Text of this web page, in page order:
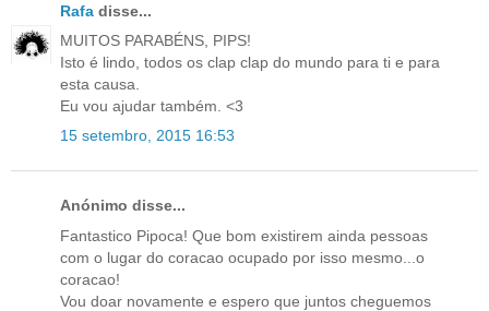
Rafa disse...
MUITOS PARABÉNS, PIPS!
Isto é lindo, todos os clap clap do mundo para ti e para
esta causa.
Eu vou ajudar também. <3
15 setembro, 2015 16:53
Anónimo disse...
Fantastico Pipoca! Que bom existirem ainda pessoas
com o lugar do coracao ocupado por isso mesmo...o
coracao!
Vou doar novamente e espero que juntos cheguemos